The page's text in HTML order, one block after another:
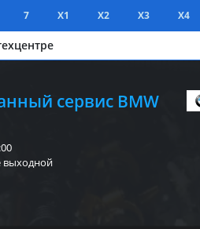
7 X1 X2 X3 X4
сервис BMW
выходной